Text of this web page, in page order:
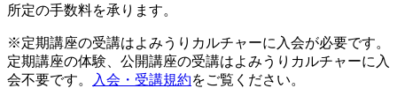
所定の手数料を承ります。
※定期講座の受講はよみうりカルチャーに入会が必要です。
定期講座の体験、公開講座の受講はよみうりカルチャーに入
会不要です。
入会・受講規約をご覧ください。